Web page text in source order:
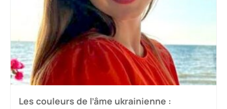
Les couleurs de l’âme ukrainienne :